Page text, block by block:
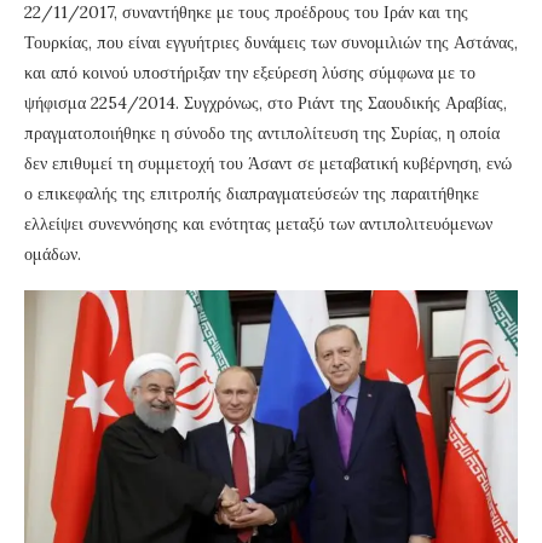
22/11/2017, συναντήθηκε με τους προέδρους του Ιράν και της
Τουρκίας, που είναι εγγυήτριες δυνάμεις των συνομιλιών της Αστάνας,
και από κοινού υποστήριξαν την εξεύρεση λύσης σύμφωνα με το
ψήφισμα 2254/2014. Συγχρόνως, στο Ριάντ της Σαουδικής Αραβίας,
πραγματοποιήθηκε η σύνοδο της αντιπολίτευση της Συρίας, η οποία
δεν επιθυμεί τη συμμετοχή του Άσαντ σε μεταβατική κυβέρνηση, ενώ
ο επικεφαλής της επιτροπής διαπραγματεύσεών της παραιτήθηκε
ελλείψει συνεννόησης και ενότητας μεταξύ των αντιπολιτευόμενων
ομάδων.